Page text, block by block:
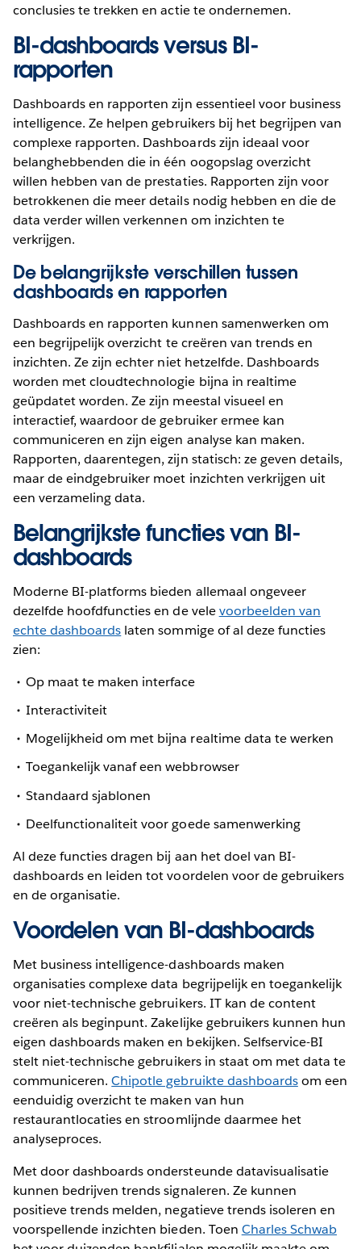
conclusies te trekken en actie te ondernemen.
BI-dashboards versus BI-
rapporten
Dashboards en rapporten zijn essentieel voor business
intelligence. Ze helpen gebruikers bij het begrijpen van
complexe rapporten. Dashboards zijn ideaal voor
belanghebbenden die in één oogopslag overzicht
willen hebben van de prestaties. Rapporten zijn voor
betrokkenen die meer details nodig hebben en die de
data verder willen verkennen om inzichten te
verkrijgen.
De belangrijkste verschillen tussen
dashboards en rapporten
Dashboards en rapporten kunnen samenwerken om
een begrijpelijk overzicht te creëren van trends en
inzichten. Ze zijn echter niet hetzelfde. Dashboards
worden met cloudtechnologie bijna in realtime
geüpdatet worden. Ze zijn meestal visueel en
interactief, waardoor de gebruiker ermee kan
communiceren en zijn eigen analyse kan maken.
Rapporten, daarentegen, zijn statisch: ze geven details,
maar de eindgebruiker moet inzichten verkrijgen uit
een verzameling data.
Belangrijkste functies van BI-
dashboards
Moderne BI-platforms bieden allemaal ongeveer
dezelfde hoofdfuncties en de velevoorbeelden van
echte dashboards laten sommige of al deze functies
zien:
Op maat te maken interface
Interactiviteit
Mogelijkheid om met bijna realtime data te werken
Toegankelijk vanaf een webbrowser
Standaard sjablonen
Deelfunctionaliteit voor goede samenwerking
Al deze functies dragen bij aan het doel van BI-
dashboards en leiden tot voordelen voor de gebruikers
en de organisatie.
Voordelen van BI-dashboards
Met business intelligence-dashboards maken
organisaties complexe data begrijpelijk en toegankelijk
voor niet-technische gebruikers. IT kan de content
creëren als beginpunt. Zakelijke gebruikers kunnen hun
eigen dashboards maken en bekijken. Selfservice-BI
stelt niet-technische gebruikers in staat om met data te
communiceren.Chipotle gebruikte dashboardsom een
eenduidig overzicht te maken van hun
restaurantlocaties en stroomlijnde daarmee het
analyseproces.
Met door dashboards ondersteunde datavisualisatie
kunnen bedrijven trends signaleren. Ze kunnen
positieve trends melden, negatieve trends isoleren en
voorspellende inzichten bieden. Toen Charles Schwab